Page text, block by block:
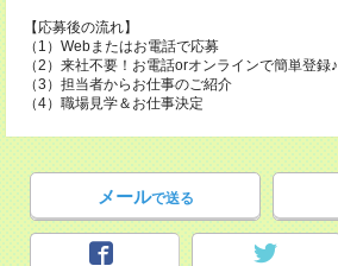
【応募後の流れ】
（1）Webまたはお電話で応募
（2）来社不要！お電話orオンラインで簡単登録♪
（3）担当者からお仕事のご紹介
（4）職場見学＆お仕事決定
メールで送る